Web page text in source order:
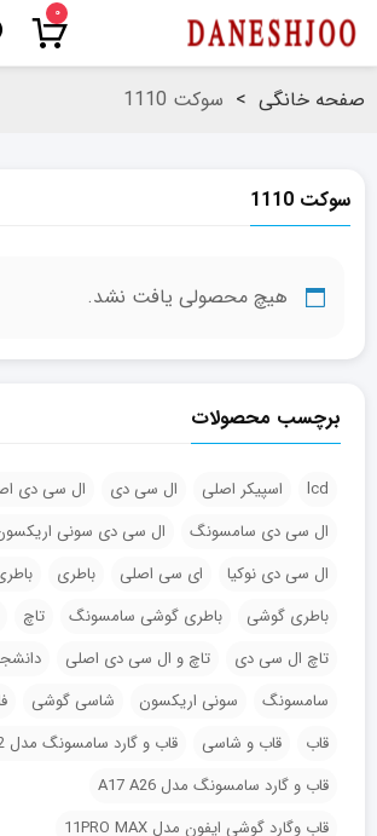
۰
صفحه خانگی > سوکت 1110
سوکت 1110
هیچ محصولی یافت نشد.
برچسب محصولات
lcd اسپیکر اصلی ال سی دی
ال سی دی
ال سی دی سامسونگ
ال سی دی سونی
ال سی دی نوکیا
ای سی اصلی باطری
باطری گوشی
باطری گوشی سامسونگ تاچ
تاچ ال سی دی
تاچ و ال سی دی اصلی
سامسونگ
سونی اریکسون شاسی گوشی
قاب
قاب و شاسی
قاب و گارد سامسونگ مدل A12 | M12 | F12
قاب و گارد سامسونگ مدل A17 A26
قاب وگارد گوشی ایفون مدل 11PRO MAX